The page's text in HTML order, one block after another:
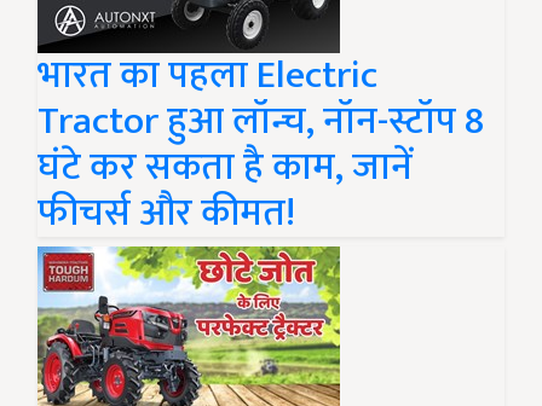
भारत का पहला Electric
Tractor हुआ लॉन्च, नॉन-स्टॉप 8
घंटे कर सकता है काम, जानें
फीचर्स और कीमत!